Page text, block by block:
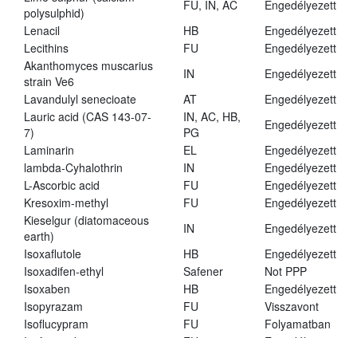
polysulphid)
FU, IN, AC
Engedélyezett
Lenacil
HB
Engedélyezett
Lecithins
FU
Engedélyezett
Akanthomyces muscarius
strain Ve6
IN
Engedélyezett
Lavandulyl senecioate
AT
Engedélyezett
Lauric acid (CAS 143-07-
7)
IN, AC, HB,
PG
Engedélyezett
Laminarin
EL
Engedélyezett
lambda-Cyhalothrin
IN
Engedélyezett
L-Ascorbic acid
FU
Engedélyezett
Kresoxim-methyl
FU
Engedélyezett
Kieselgur (diatomaceous
earth)
IN
Engedélyezett
Isoxaflutole
HB
Engedélyezett
Isoxadifen-ethyl
Safener
Not PPP
Isoxaben
HB
Engedélyezett
Isopyrazam
FU
Visszavont
Isoflucypram
FU
Folyamatban